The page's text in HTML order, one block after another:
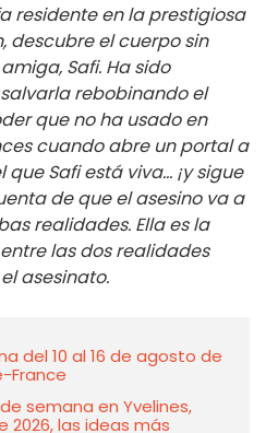
residente en la prestigiosa
descubre el cuerpo sin
Safi. Ha sido
rebobinando el
que no ha usado en
cuando abre un portal a
Safi está viva... ¡y sigue
de que el asesino va a
realidades. Ella es la
las dos realidades
asesinato.
del 10 al 16 de agosto de
France
semana en Yvelines,
las ideas más